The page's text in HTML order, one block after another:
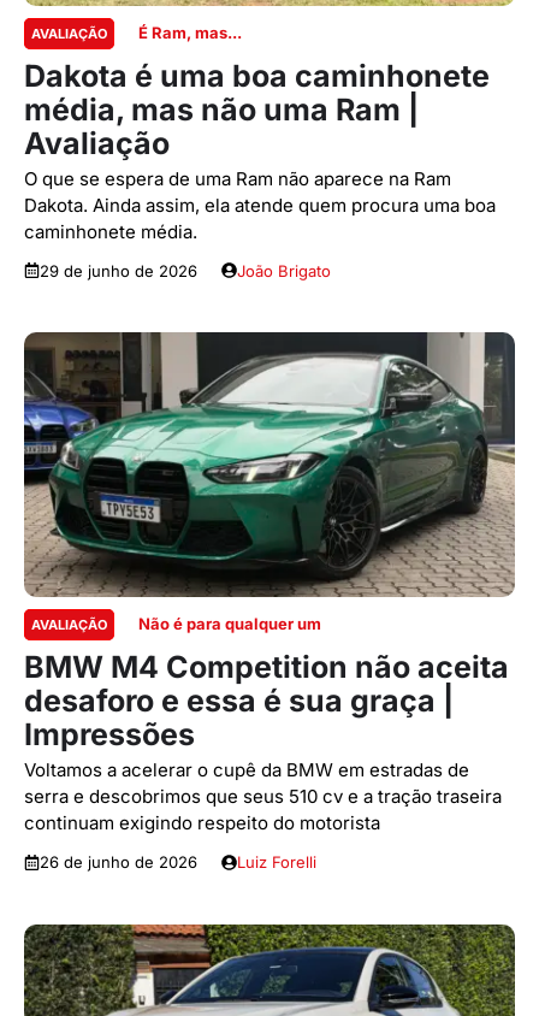
AVALIAÇÃO É Ram, mas...
Dakota é uma boa caminhonete
média, mas não uma Ram |
Avaliação
O que se espera de uma Ram não aparece na Ram
Dakota. Ainda assim, ela atende quem procura uma boa
caminhonete média.
29 de junho de 2026 João Brigato
AVALIAÇÃO Não é para qualquer um
BMW M4 Competition não aceita
desaforo e essa é sua graça |
Impressões
Voltamos a acelerar o cupê da BMW em estradas de
serra e descobrimos que seus 510 cv e a tração traseira
continuam exigindo respeito do motorista
26 de junho de 2026 Luiz Forelli